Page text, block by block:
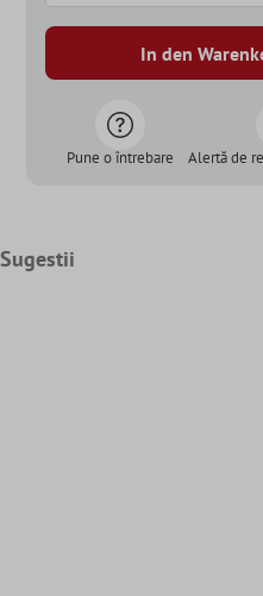
In den
Pune o întrebare Alertă de
Sugestii